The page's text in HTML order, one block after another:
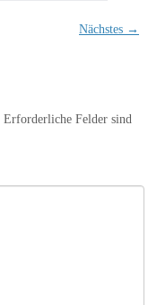
Nächstes →
Erforderliche Felder sind